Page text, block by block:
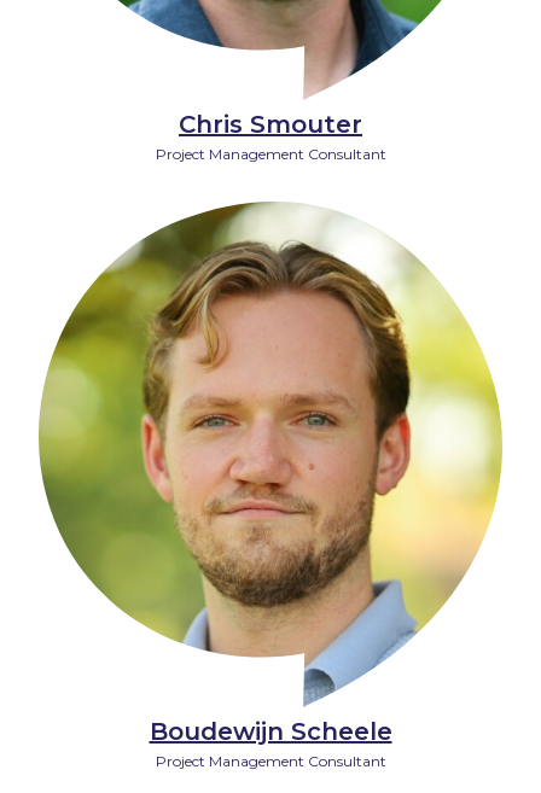
Chris Smouter
Project Management Consultant
Boudewijn Scheele
Project Management Consultant